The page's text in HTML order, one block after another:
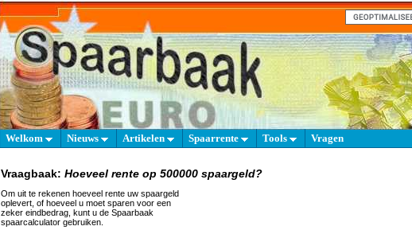
Welkom Nieuws Artikelen Spaarrente Tools Vragen
Vraagbaak: Hoeveel rente op 500000 spaargeld?
Om uit te rekenen hoeveel rente uw spaargeld
oplevert, of hoeveel u moet sparen voor een
zeker eindbedrag, kunt u de Spaarbaak
spaarcalculator gebruiken.